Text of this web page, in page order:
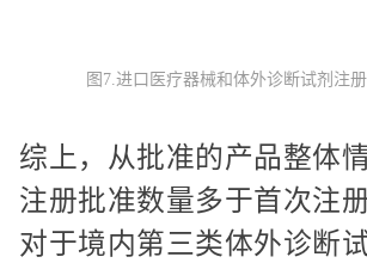
图7.进口医疗器械和体外诊断试剂注
综上，从批准的产品整体
注册批准数量多于首次注
对于境内第三类体外诊断